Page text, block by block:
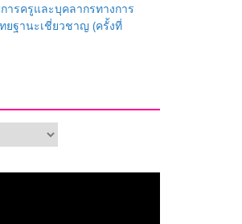
ารครูและบุคลากรทางการ
ยฐานะเชี่ยวชาญ (ครั้งที่